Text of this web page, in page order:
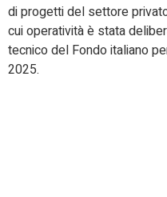
di progetti del settore
cui operatività è stata
tecnico del Fondo italiano
2025.